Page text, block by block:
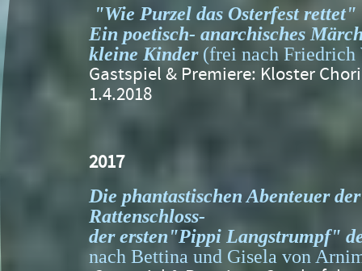
"Wie Purzel das Osterfest rettet"
Ein poetisch- anarchisches
kleine Kinder(frei nach Friedrich
Gastspiel & Premiere: Kloster
1.4.2018
2017
Die phantastischen Abenteuer
Rattenschloss-
der ersten"Pippi Langstrumpf"
nach Bettina und Gisela von